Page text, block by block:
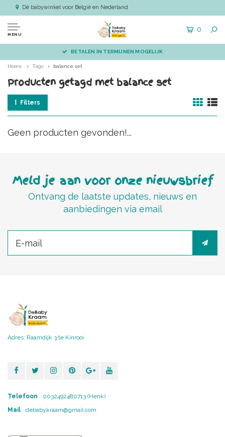
Dé babywinkel voor België en Nederland
MENU
0
BETALEN IN TERMIJNEN MOGELIJK
Home Tags balance set
Producten getagd met balance set
Filters
Geen producten gevonden!...
Meld je aan voor onze nieuwsbrief
Ontvang de laatste updates, nieuws en
aanbiedingen via email
Adres: Raamdijk 3 te Kinrooi
Telefoon
0032492480713 (Henk)
Mail
debabykraam@gmail.com